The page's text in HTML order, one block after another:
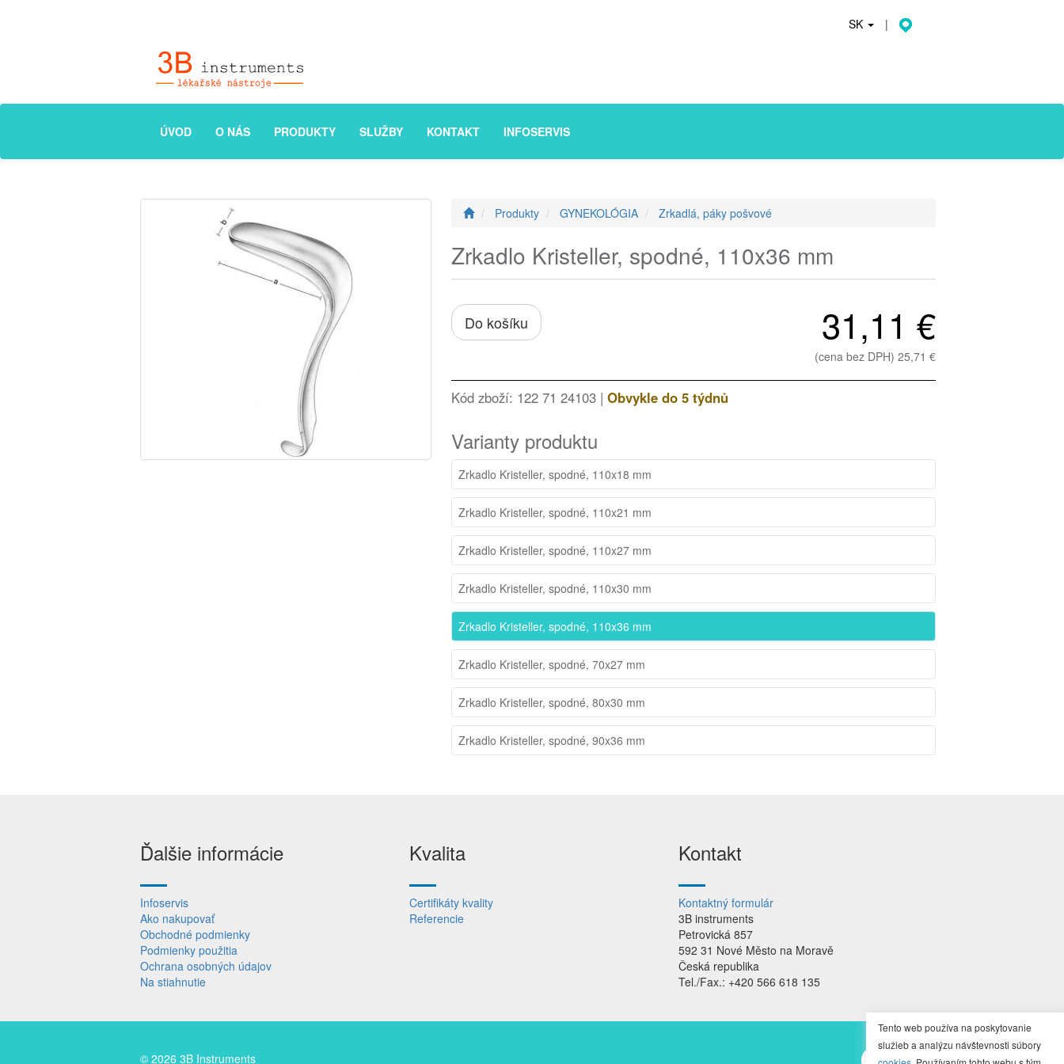
SK |
ÚVOD O NÁS PRODUKTY SLUŽBY KONTAKT INFOSERVIS
Produkty GYNEKOLÓGIA Zrkadlá, páky pošvové
Zrkadlo Kristeller, spodné, 110x36 mm
Do košíku 31,11 €
(cena bez DPH) 25,71 €
Kód zboží: 122 71 24103 | Obvykle do 5 týdnů
Varianty produktu
Zrkadlo Kristeller, spodné, 110x18 mm
Zrkadlo Kristeller, spodné, 110x21 mm
Zrkadlo Kristeller, spodné, 110x27 mm
Zrkadlo Kristeller, spodné, 110x30 mm
Zrkadlo Kristeller, spodné, 110x36 mm
Zrkadlo Kristeller, spodné, 70x27 mm
Zrkadlo Kristeller, spodné, 80x30 mm
Zrkadlo Kristeller, spodné, 90x36 mm
Ďalšie informácie
Infoservis
Ako nakupovať
Obchodné podmienky
Podmienky použitia
Ochrana osobných údajov
Na stiahnutie
Kvalita
Certifikáty kvality
Referencie
Kontakt
Kontaktný formulár
3B instruments
Petrovická 857
592 31 Nové Město na Moravě
Česká republika
Tel./Fax.: +420 566 618 135
© 2026 3B Instruments
Tento web používa na poskytovanie
služieb a analýzu návštevnosti súbory